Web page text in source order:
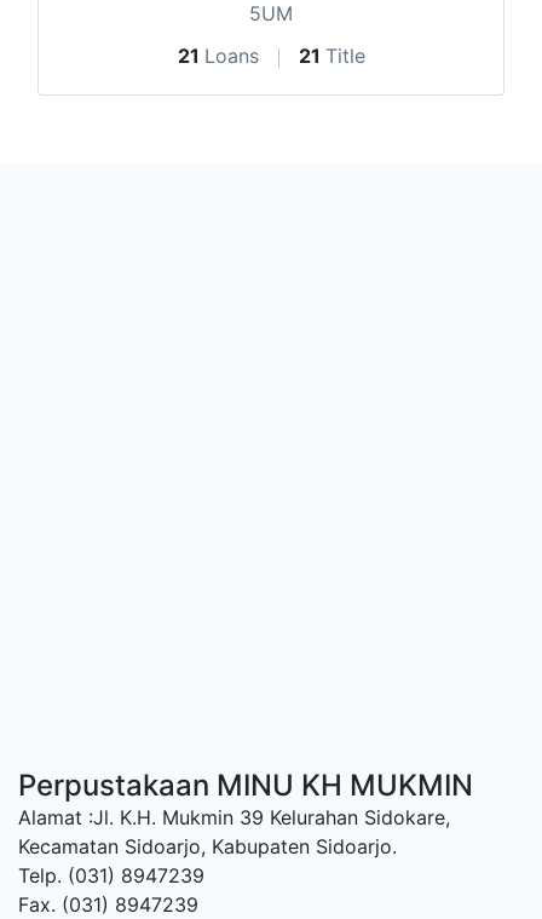
5UM
21 Loans 21 Title
Perpustakaan MINU KH MUKMIN
Alamat :Jl. K.H. Mukmin 39 Kelurahan Sidokare,
Kecamatan Sidoarjo, Kabupaten Sidoarjo.
Telp. (031) 8947239
Fax. (031) 8947239